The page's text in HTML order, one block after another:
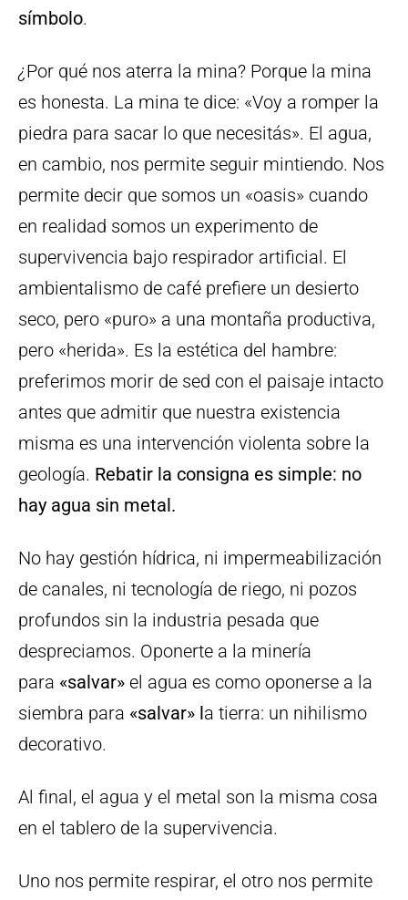
símbolo.
¿Por qué nos aterra la mina? Porque la mina
es honesta. La mina te dice: «Voy a romper la
piedra para sacar lo que necesitás». El agua,
en cambio, nos permite seguir mintiendo. Nos
permite decir que somos un «oasis» cuando
en realidad somos un experimento de
supervivencia bajo respirador artificial. El
ambientalismo de café prefiere un desierto
seco, pero «puro» a una montaña productiva,
pero «herida». Es la estética del hambre:
preferimos morir de sed con el paisaje intacto
antes que admitir que nuestra existencia
misma es una intervención violenta sobre la
geología. Rebatir la consigna es simple: no
hay agua sin metal.
No hay gestión hídrica, ni impermeabilización
de canales, ni tecnología de riego, ni pozos
profundos sin la industria pesada que
despreciamos. Oponerte a la minería
para «salvar» el agua es como oponerse a la
siembra para «salvar» la tierra: un nihilismo
decorativo.
Al final, el agua y el metal son la misma cosa
en el tablero de la supervivencia.
Uno nos permite respirar, el otro nos permite